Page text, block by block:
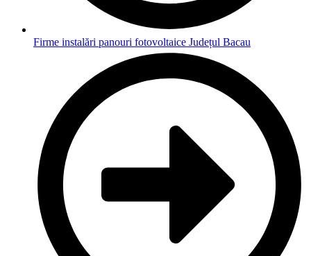
Firme instalări panouri fotovoltaice Județul Bacau